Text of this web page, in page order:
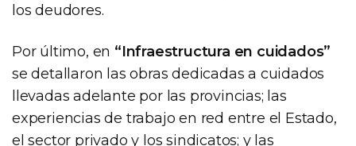
los deudores.
Por último, en “Infraestructura en cuidados”
se detallaron las obras dedicadas a cuidados
llevadas adelante por las provincias; las
experiencias de trabajo en red entre el Estado,
el sector privado y los sindicatos; y las